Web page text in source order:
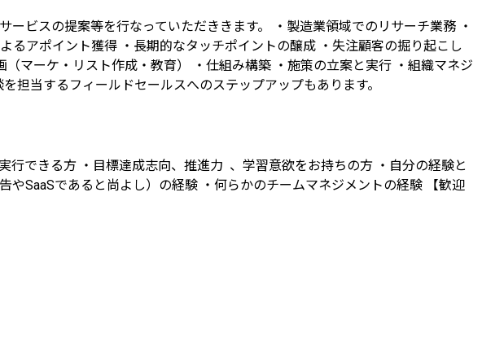
ビスの提案等を行なっていただききます。 ・製造業領域でのリサーチ業務 ・
アポイント獲得 ・長期的なタッチポイントの醸成 ・失注顧客の掘り起こし
マーケ・リスト作成・教育） ・仕組み構築 ・施策の立案と実行 ・組織マネジ
当するフィールドセールスへのステップアップもあります。
行できる方 ・目標達成志向、推進力 、学習意欲をお持ちの方 ・自分の経験と
SaaSであると尚よし）の経験 ・何らかのチームマネジメントの経験 【歓迎